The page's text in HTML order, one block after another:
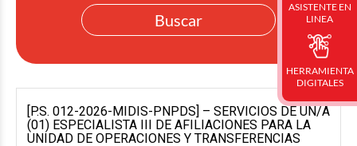
[P.S. 012-2026-MIDIS-PNPDS] – SERVICIOS DE UN/A
(01) ESPECIALISTA III DE AFILIACIONES PARA LA
UNIDAD DE OPERACIONES Y TRANSFERENCIAS
ASISTENTE EN
LINEA
HERRAMIENTA
DIGITALES